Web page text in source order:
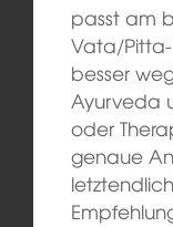
passt am
Vata/Pitta-
besser
Ayurveda
oder
genaue